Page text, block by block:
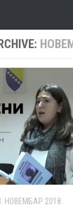
НОВЕМБАР 2018.